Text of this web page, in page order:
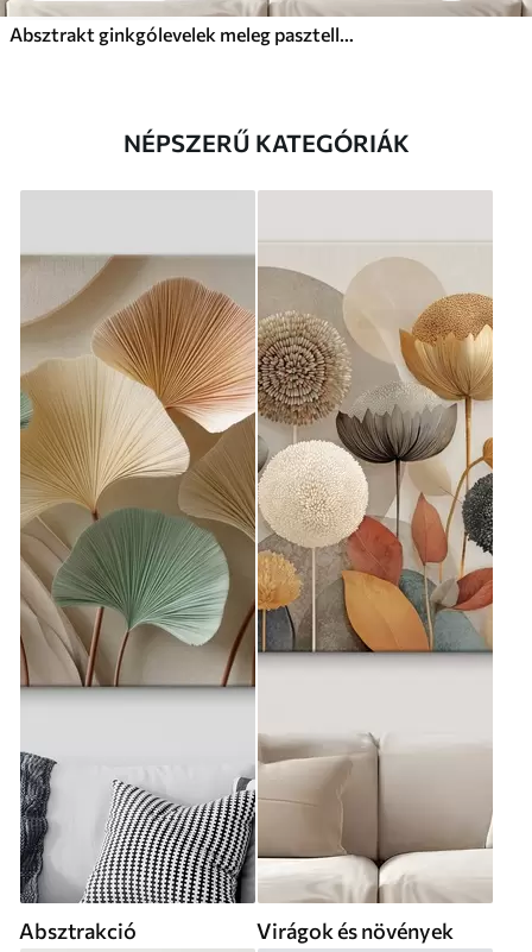
Absztrakt ginkgólevelek meleg pasztell színekben
NÉPSZERŰ KATEGÓRIÁK
Absztrakció Virágok és növények